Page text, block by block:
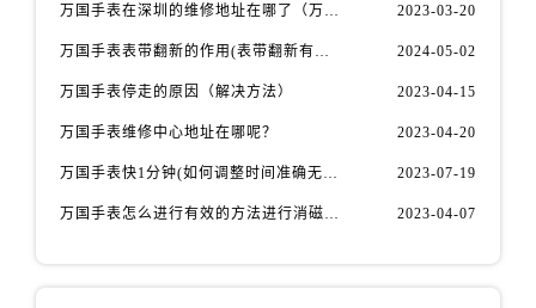
万国手表在深圳的维修地址在哪了（万国手表如何更换表带） 2023-03-20
万国手表表带翻新的作用(表带翻新有什么用) 2024-05-02
万国手表停走的原因（解决方法） 2023-04-15
万国手表维修中心地址在哪呢？ 2023-04-20
万国手表快1分钟(如何调整时间准确无误) 2023-07-19
万国手表怎么进行有效的方法进行消磁呢(机械手表消磁) 2023-04-07